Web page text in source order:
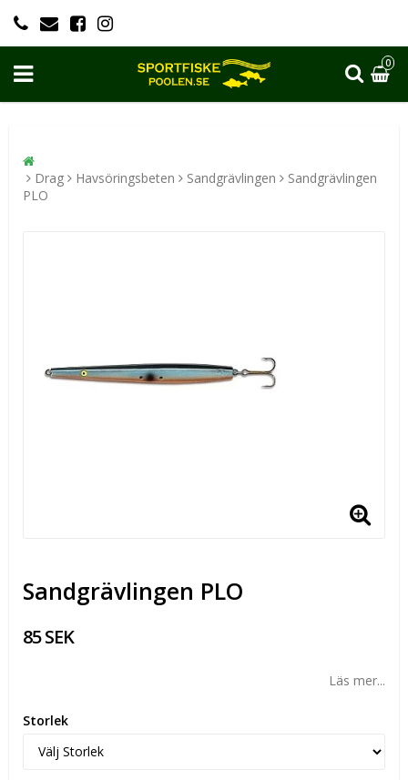
0
Drag Havsöringsbeten Sandgrävlingen
Sandgrävlingen
PLO
Sandgrävlingen PLO
85 SEK
Läs mer...
Storlek